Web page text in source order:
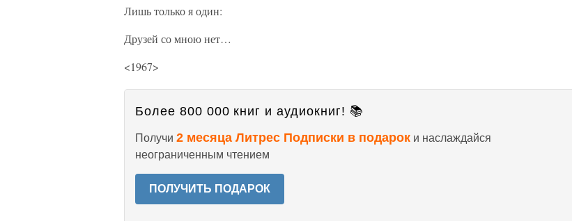
Лишь только я один:
Друзей со мною нет…
<1967>
Более 800 000 книг и аудиокниг! 📚
Получи 2 месяца Литрес Подписки в подарок и наслаждайся
неограниченным чтением
ПОЛУЧИТЬ ПОДАРОК